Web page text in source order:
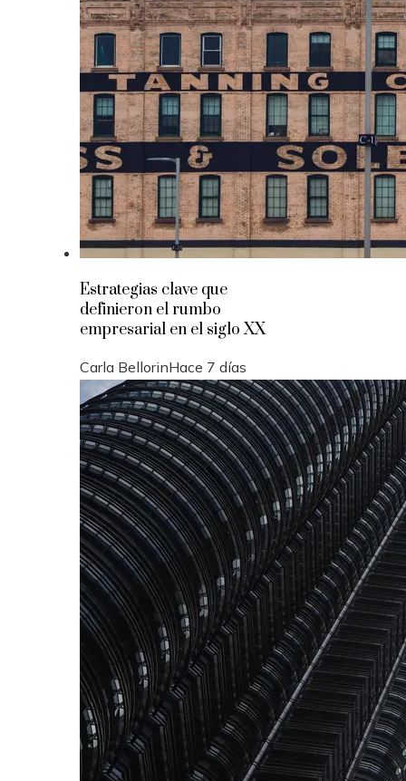
Estrategias clave que
definieron el rumbo
empresarial en el siglo XX
Carla BellorinHace 7 días